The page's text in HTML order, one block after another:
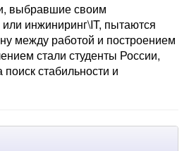
выбравшие своим
инжиниринг\IT, пытаются
между работой и построением
стали студенты России,
стабильности и